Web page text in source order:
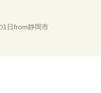
1日from静岡市